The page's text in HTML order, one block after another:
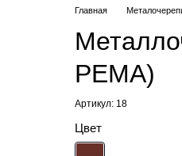
Главная
PEMA)
Артикул: 18
Цвет